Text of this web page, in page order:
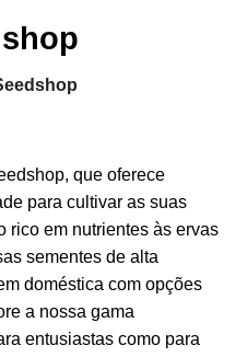
que oferece
para cultivar as suas
rico em nutrientes às ervas
sementes de alta
doméstica com opções
a nossa gama
entusiastas como para